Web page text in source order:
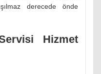
derecede önde
Hizmet